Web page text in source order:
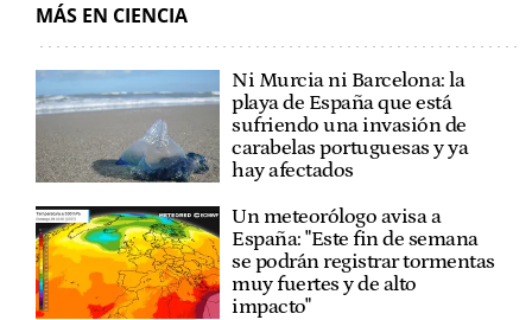
MÁS EN CIENCIA
Ni Murcia ni Barcelona: la
playa de España que está
sufriendo una invasión de
carabelas portuguesas y ya
hay afectados
Un meteorólogo avisa a
España: "Este fin de semana
se podrán registrar tormentas
muy fuertes y de alto
impacto"